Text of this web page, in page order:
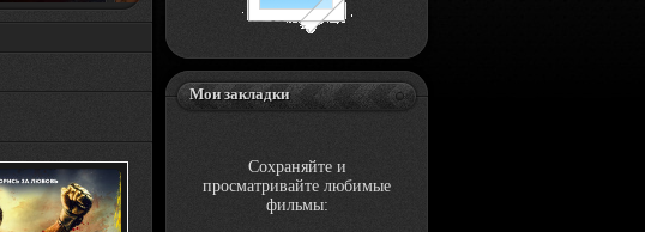
Мои закладки
Сохраняйте и
просматривайте любимые
фильмы: